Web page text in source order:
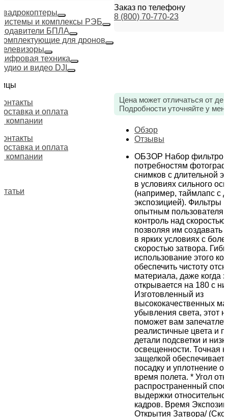
и комплексы РЭБ
БПЛА
для дронов
техника
и видео DJI
и оплата
компании
и оплата
компании
Заказ по телефону
8 (800) 70-770-23
Цена может отличаться от
Подробности уточняйте у
Обзор
Отзывы
ОБЗОР Набор фильтров
потребностям
снимков с длительной
в условиях сильного
(например, таймлапс с
экспозицией). Фильтры
опытным
контроль над скоростью
позволяя им создавать
в ярких условиях с
скоростью затвора.
использование этого
обеспечить чистоту
материала, даже когда
открывается на 180 с
Изготовленный из
высококачественных
убывления света, этот
поможет вам
реалистичные цвета и
детали подсветки и
освещенности. Точная
защелкой
посадку и уплотнение
время полета. * Угол
распространенный
выдержки относительно
кадров. Время
Открытия Затвора/